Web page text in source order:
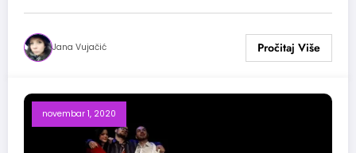
Jana Vujačić
novembar 1, 2020